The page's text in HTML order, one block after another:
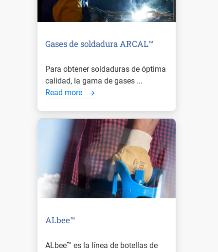
Gases de soldadura ARCAL™
Para obtener soldaduras de óptima
calidad, la gama de gases ...
Read more
ALbee™
ALbee™ es la línea de botellas de